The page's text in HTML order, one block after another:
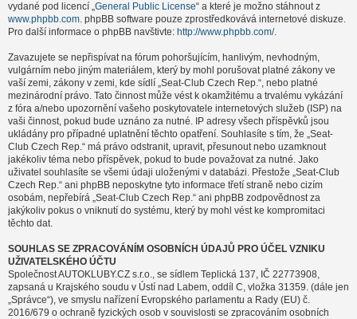
vydané pod licencí „General Public License“ a které je možno stáhnout z
www.phpbb.com. phpBB software pouze zprostředkovává internetové diskuze.
Pro další informace o phpBB navštivte: http://www.phpbb.com/.
Zavazujete se nepřispívat na fórum pohoršujícím, hanlivým, nevhodným,
vulgárním nebo jiným materiálem, který by mohl porušovat platné zákony ve
vaší zemi, zákony v zemi, kde sídlí „Seat-Club Czech Rep.“, nebo platné
mezinárodní právo. Tato činnost může vést k okamžitému a trvalému vykázání
z fóra a/nebo upozornění vašeho poskytovatele internetových služeb (ISP) na
vaši činnost, pokud bude uznáno za nutné. IP adresy všech příspěvků jsou
ukládány pro případné uplatnění těchto opatření. Souhlasíte s tím, že „Seat-
Club Czech Rep.“ má právo odstranit, upravit, přesunout nebo uzamknout
jakékoliv téma nebo příspěvek, pokud to bude považovat za nutné. Jako
uživatel souhlasíte se všemi údaji uloženými v databázi. Přestože „Seat-Club
Czech Rep.“ ani phpBB neposkytne tyto informace třetí straně nebo cizím
osobám, nepřebírá „Seat-Club Czech Rep.“ ani phpBB zodpovědnost za
jakýkoliv pokus o vniknutí do systému, který by mohl vést ke kompromitaci
těchto dat.
SOUHLAS SE ZPRACOVÁNÍM OSOBNÍCH ÚDAJŮ PRO ÚČEL VZNIKU
UŽIVATELSKÉHO ÚČTU
Společnost AUTOKLUBY.CZ s.r.o., se sídlem Teplická 137, IČ 22773908,
zapsaná u Krajského soudu v Ústí nad Labem, oddíl C, vložka 31359. (dále jen
„Správce“), ve smyslu nařízení Evropského parlamentu a Rady (EU) č.
2016/679 o ochraně fyzických osob v souvislosti se zpracováním osobních